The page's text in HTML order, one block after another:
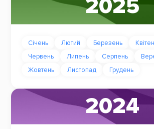
2025
Січень Лютий Березень
Червень
Липень Серпень
Жовтень
Листопад Грудень
2024